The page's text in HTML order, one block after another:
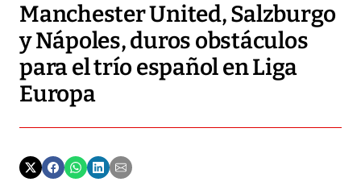
Manchester United, Salzburgo
y Nápoles, duros obstáculos
para el trío español en Liga
Europa